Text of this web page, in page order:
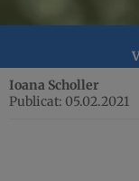
Ioana Scholler
Publicat: 05.02.2021